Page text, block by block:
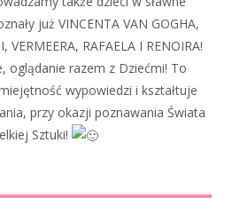
już VINCENTA VAN GOGHA,
VERMEERA, RAFAELA I RENOIRA!
oglądanie razem z Dziećmi! To
wypowiedzi i kształtuje
przy okazji poznawania Świata
Sztuki!